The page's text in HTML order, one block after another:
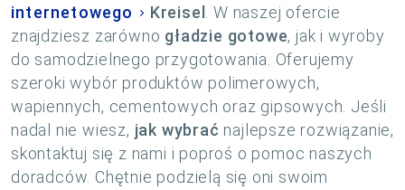
internetowego
Kreisel
. W naszej ofercie
znajdziesz zarówno gładzie gotowe, jak i wyroby
do samodzielnego przygotowania. Oferujemy
szeroki wybór produktów polimerowych,
wapiennych, cementowych oraz gipsowych. Jeśli
nadal nie wiesz, jak wybrać najlepsze rozwiązanie,
skontaktuj się z nami i poproś o pomoc naszych
doradców. Chętnie podzielą się oni swoim